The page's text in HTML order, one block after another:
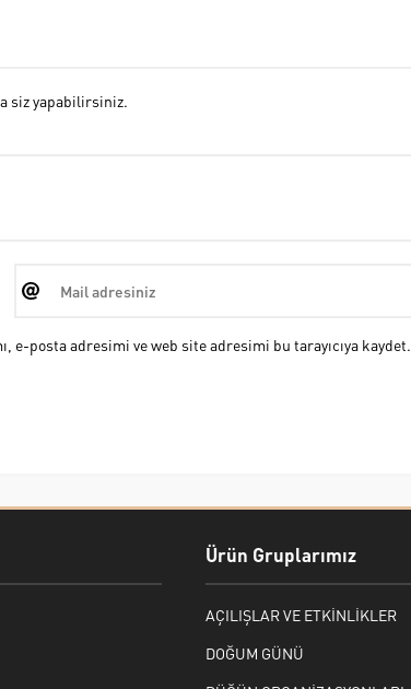
siz yapabilirsiniz.
e-posta adresimi ve web site adresimi bu tarayıcıya kaydet.
Ürün Gruplarımız
AÇILIŞLAR VE ETKİNLİKLER
DOĞUM GÜNÜ